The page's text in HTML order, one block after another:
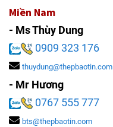
Miền Nam
- Ms Thùy Dung
0909 323 176
thuydung@thepbaotin.com
- Mr Hương
0767 555 777
bts@thepbaotin.com